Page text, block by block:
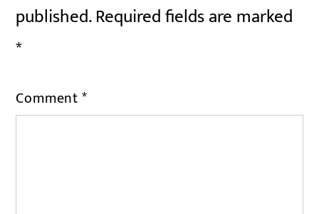
published.Required fields are marked
*
Comment*